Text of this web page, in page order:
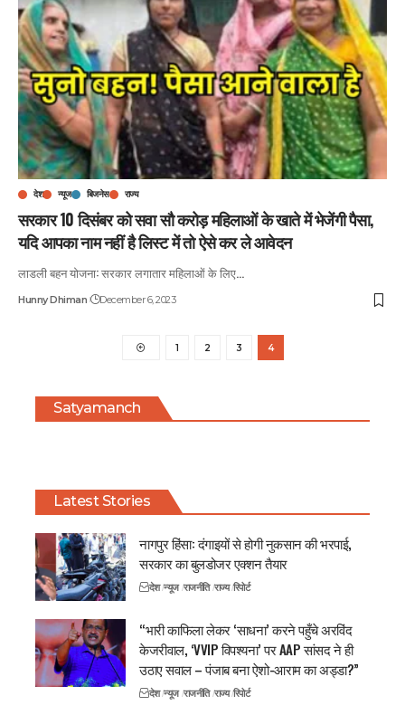
देश न्यूज बिजनेस राज्य
सरकार 10 दिसंबर को सवा सौ करोड़ महिलाओं के खाते में भेजेंगी पैसा,
यदि आपका नाम नहीं है लिस्ट में तो ऐसे कर ले आवेदन
लाडली बहन योजना: सरकार लगातार महिलाओं के लिए…
Hunny Dhiman December 6, 2023
1 2 3 4
Satyamanch
Latest Stories
नागपुर हिंसा: दंगाइयों से होगी नुकसान की भरपाई,
सरकार का बुलडोजर एक्शन तैयार
देश न्यूज राजनीति राज्य रिपोर्ट
“भारी काफिला लेकर ‘साधना’ करने पहुँचे अरविंद
केजरीवाल, ‘VVIP विपश्यना’ पर AAP सांसद ने ही
उठाए सवाल – पंजाब बना ऐशो-आराम का अड्डा?”
देश न्यूज राजनीति राज्य रिपोर्ट